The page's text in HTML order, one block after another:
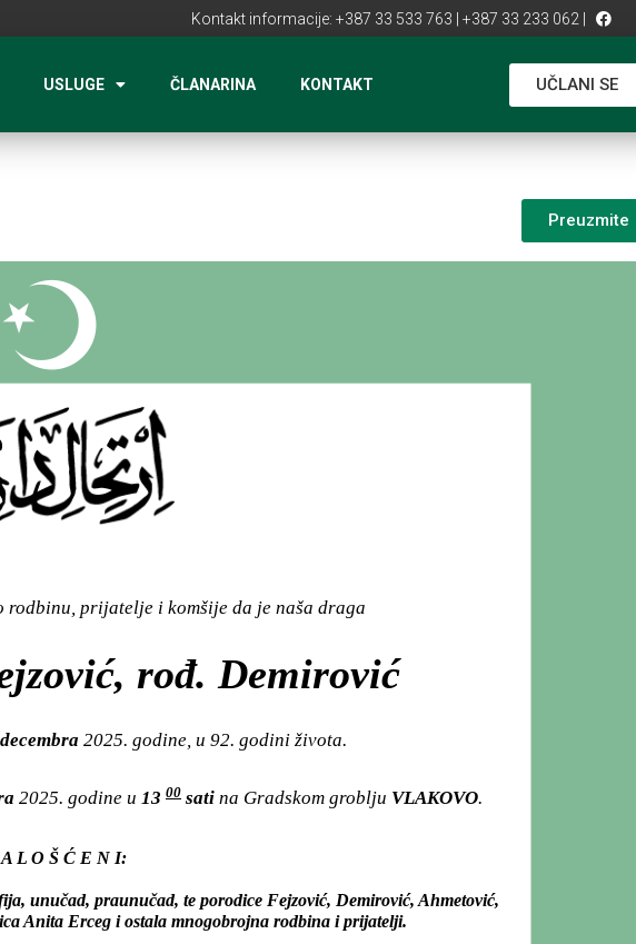
Kontakt informacije: +387 33 533 763 | +387 33 233 062 |
USLUGE ČLANARINA KONTAKT UČLANI SE
Preuzmite
rodbinu, prijatelje i komšije da je naša draga
rođ. Demirović
2025. godine, u 92. godini života.
2025. godine u 13 00 sati na Gradskom groblju VLAKOVO.
L O Š Ć E N I:
unučad, praunučad, te porodice Fejzović, Demirović, Ahmetović,
Anita Erceg i ostala mnogobrojna rodbina i prijatelji.